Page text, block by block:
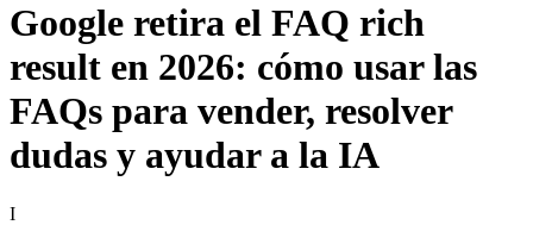
Google retira el FAQ rich
result en 2026: cómo usar las
FAQs para vender, resolver
dudas y ayudar a la IA
I